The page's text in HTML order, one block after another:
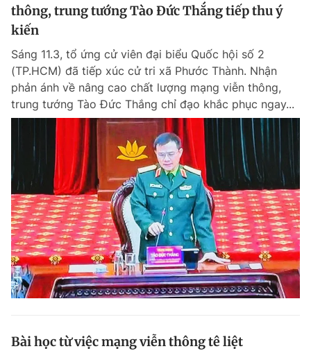
Đọc Thanh Niên trên điện thoại
Theo dõi báo trên
Hotline
0906 645 777
Liên hệ quảng cáo
0908 780 404
Đặt báo Quảng cáo RSS Tòa soạn Chính sách bảo
Tổng biên tập: Nguyễn Ngọc Toàn
Phó tổng biên tập: Trần Việt Hưng
Tổng thư ký tòa soạn: Đức Trung
thông, trung tướng Tào Đức Thắng tiếp thu ý
kiến
Sáng 11.3, tổ ứng cử viên đại biểu Quốc hội số 2
(TP.HCM) đã tiếp xúc cử tri xã Phước Thành. Nhận
phản ánh về nâng cao chất lượng mạng viễn thông,
trung tướng Tào Đức Thắng chỉ đạo khắc phục ngay...
Bài học từ việc mạng viễn thông tê liệt